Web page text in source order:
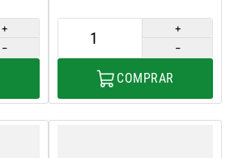
＋
－
＋
－
COMPRAR